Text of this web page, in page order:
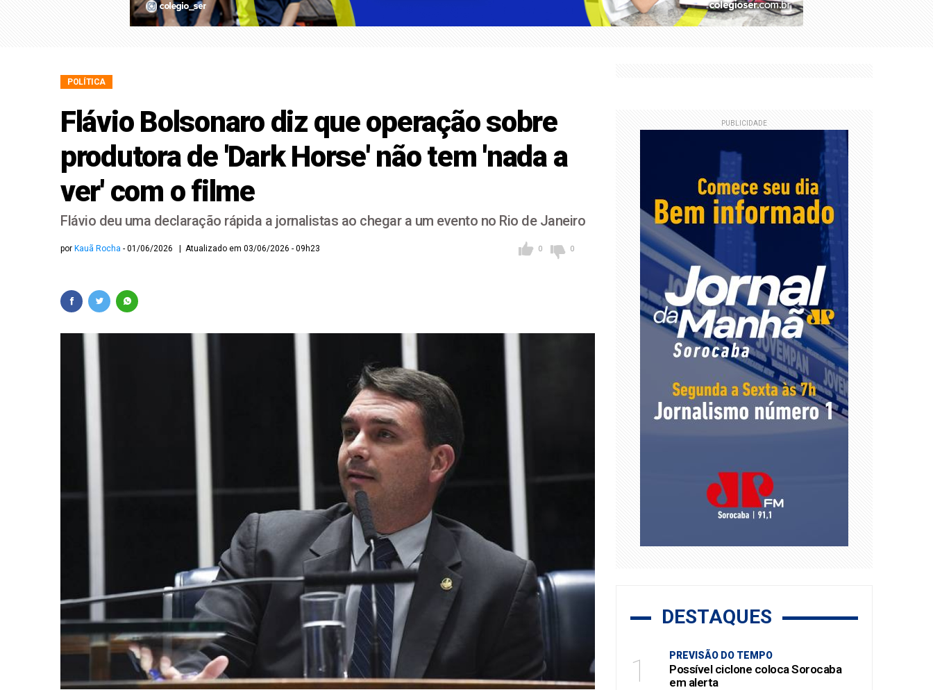
Possível 'ciclone bomba' coloca Sorocaba em alerta para ventos fortes
POLÍTICA
Flávio Bolsonaro diz que operação sobre
produtora de 'Dark Horse' não tem 'nada a
ver' com o filme
Flávio deu uma declaração rápida a jornalistas ao chegar a um evento no Rio de Janeiro
por Kauã Rocha 01/06/2026 | Atualizado em 03/06/2026 - 09h23 0 0
PUBLICIDADE
DESTAQUES
1 PREVISÃO DO TEMPO
Possível ciclone coloca Sorocaba
em alerta